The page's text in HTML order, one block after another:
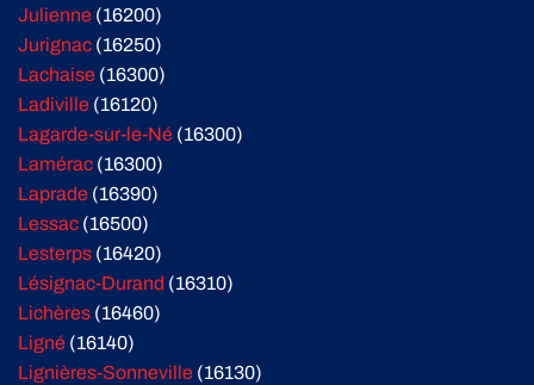
Julienne (16200)
Jurignac (16250)
Lachaise (16300)
Ladiville (16120)
Lagarde-sur-le-Né (16300)
Lamérac (16300)
Laprade (16390)
Lessac (16500)
Lesterps (16420)
Lésignac-Durand (16310)
Lichères (16460)
Ligné (16140)
Lignières-Sonneville (16130)